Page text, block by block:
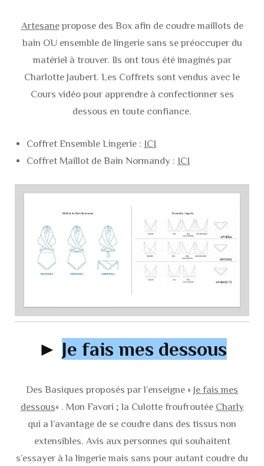
Artesanepropose des Box afin de coudre maillots de
bain OU ensemble de lingerie sans se préoccuper du
matériel à trouver. Ils ont tous été imaginés par
Charlotte Jaubert. Les Coffrets sont vendus avec le
Cours vidéo pour apprendre à confectionner ses
dessous en toute confiance.
Coffret Ensemble Lingerie : ICI
Coffret Maillot de Bain Normandy : ICI
► Je fais mes dessous
Des Basiques proposés par l’enseigne « Je fais mes
dessous« . Mon Favori ; la Culotte froufroutée Charly
qui a l’avantage de se coudre dans des tissus non
extensibles. Avis aux personnes qui souhaitent
s’essayer à la lingerie mais sans pour autant coudre du